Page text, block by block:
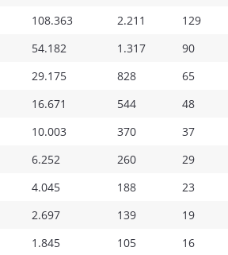
108.363 2.211
129
54.182 1.317
90
29.175 828
65
16.671 544
48
10.003 370
37
6.252 260
29
4.045 188
23
2.697 139
19
1.845 105
16